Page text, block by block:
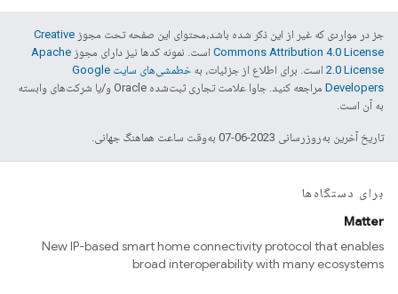
جز در مواردی که غیر از این ذکر شده باشد،‌محتوای این صفحه تحت مجوز Creative
Commons Attribution 4.0 License است. نمونه کدها نیز دارای مجوز Apache
2.0 License است. برای اطلاع از جزئیات، به
خطمشی‌های سایت Google
Developers‏
مراجعه کنید. جاوا علامت تجاری ثبت‌شده Oracle و/یا شرکت‌های وابسته
به آن است.
تاریخ آخرین به‌روزرسانی 2023-06-07 به‌وقت ساعت هماهنگ جهانی.
برای دستگاه‌ها
Matter
New IP-based smart home connectivity protocol that enables
broad interoperability with many ecosystems